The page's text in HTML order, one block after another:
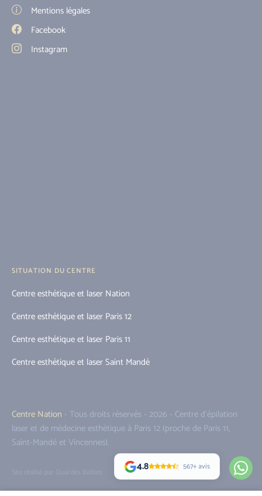
Mentions légales
Facebook
Instagram
SITUATION DU CENTRE
Centre esthétique et laser Nation
Centre esthétique et laser Paris 12
Centre esthétique et laser Paris 11
Centre esthétique et laser Saint Mandé
Centre Nation - Tous droits réservés - 2026 - Centre d'épilation
laser et de médecine esthétique à Paris 12 (proche de Paris 11,
Saint-Mandé et Vincennes).
4.8 567+ avis